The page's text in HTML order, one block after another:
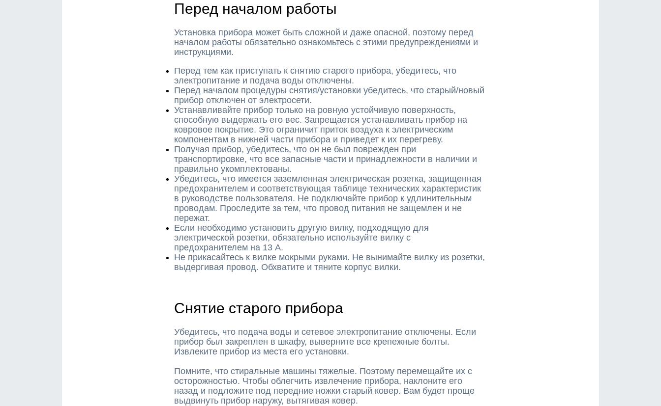
Перед началом работы
Установка прибора может быть сложной и даже опасной, поэтому перед
началом работы обязательно ознакомьтесь с этими предупреждениями и
инструкциями.
Перед тем как приступать к снятию старого прибора, убедитесь, что
электропитание и подача воды отключены.
Перед началом процедуры снятия/установки убедитесь, что старый/новый
прибор отключен от электросети.
Устанавливайте прибор только на ровную устойчивую поверхность,
способную выдержать его вес. Запрещается устанавливать прибор на
ковровое покрытие. Это ограничит приток воздуха к электрическим
компонентам в нижней части прибора и приведет к их перегреву.
Получая прибор, убедитесь, что он не был поврежден при
транспортировке, что все запасные части и принадлежности в наличии и
правильно укомплектованы.
Убедитесь, что имеется заземленная электрическая розетка, защищенная
предохранителем и соответствующая таблице технических характеристик
в руководстве пользователя. Не подключайте прибор к удлинительным
проводам. Проследите за тем, что провод питания не защемлен и не
пережат.
Если необходимо установить другую вилку, подходящую для
электрической розетки, обязательно используйте вилку с
предохранителем на 13 А.
Не прикасайтесь к вилке мокрыми руками. Не вынимайте вилку из розетки,
выдергивая провод. Обхватите и тяните корпус вилки.
Снятие старого прибора
Убедитесь, что подача воды и сетевое электропитание отключены. Если
прибор был закреплен в шкафу, выверните все крепежные болты.
Извлеките прибор из места его установки.
Помните, что стиральные машины тяжелые. Поэтому перемещайте их с
осторожностью. Чтобы облегчить извлечение прибора, наклоните его
назад и подложите под передние ножки старый ковер. Вам будет проще
выдвинуть прибор наружу, вытягивая ковер.